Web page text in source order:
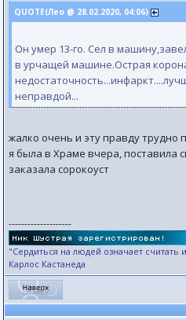
QUOTE(Лео @ 28.02.2020, 04:06)
Он умер 13-го. Сел в
в урчащей машине.Острая
неправдой...
жалко очень и эту правду трудно
я была в Храме вчера, поставила
заказала сорокоуст
--------------------
"Сердиться на людей означает
Карлос Кастанеда